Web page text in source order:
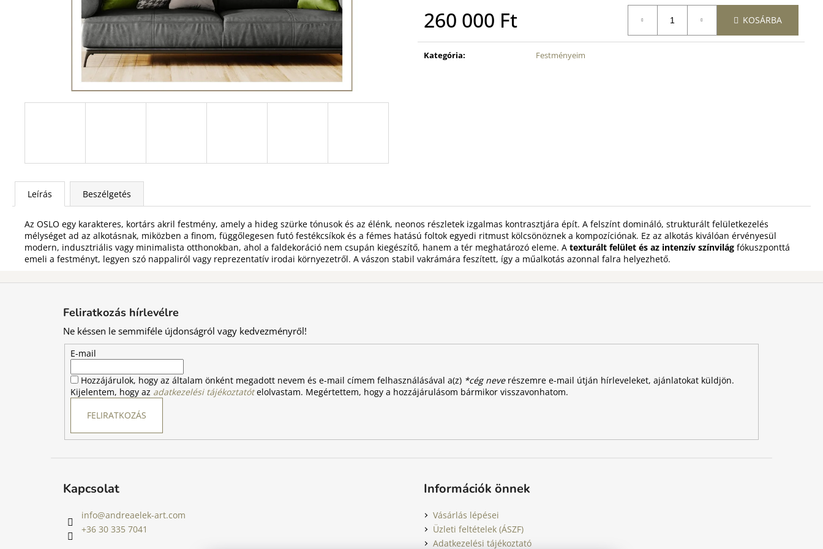
260 000 Ft KOSÁRBA
Kategória: Festményeim
Leírás Beszélgetés
Az OSLO egy karakteres, kortárs akril festmény, amely a hideg szürke tónusok és az élénk, neonos részletek izgalmas kontrasztjára épít. A felszínt domináló, strukturált felületkezelés
mélységet ad az alkotásnak, miközben a finom, függőlegesen futó festékcsíkok és a fémes hatású foltok egyedi ritmust kölcsönöznek a kompozíciónak. Ez az alkotás kiválóan érvényesül
modern, indusztriális vagy minimalista otthonokban, ahol a faldekoráció nem csupán kiegészítő, hanem a tér meghatározó eleme. A texturált felület és az intenzív színvilág fókuszponttá
emeli a festményt, legyen szó nappaliról vagy reprezentatív irodai környezetről. A vászon stabil vakrámára feszített, így a műalkotás azonnal falra helyezhető.
Feliratkozás hírlevélre
Ne késsen le semmiféle újdonságról vagy kedvezményről!
E-mail
Hozzájárulok, hogy az általam önként megadott nevem és e-mail címem felhasználásával a(z) *cég neverészemre e-mail útján hírleveleket, ajánlatokat küldjön.
Kijelentem, hogy az adatkezelési tájékoztatót elolvastam. Megértettem, hogy a hozzájárulásom bármikor visszavonhatom.
FELIRATKOZÁS
Kapcsolat
info@andreaelek-art.com
+36 30 335 7041
Információk önnek
Vásárlás lépései
Üzleti feltételek (ÁSZF)
Adatkezelési tájékoztató